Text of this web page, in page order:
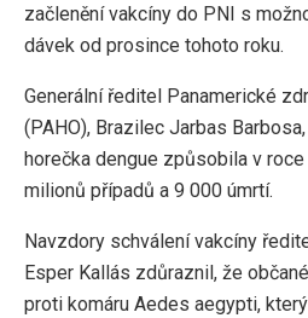
začlenění vakcíny do PNI s
dávek od prosince tohoto roku.
Generální ředitel Panamerické
(PAHO), Brazilec Jarbas
horečka dengue způsobila v
milionů případů a 9 000 úmrtí.
Navzdory schválení vakcíny
Esper Kallás zdůraznil, že
proti komáru Aedes aegypti,